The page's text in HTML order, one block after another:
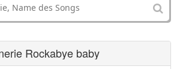
Rockabye baby